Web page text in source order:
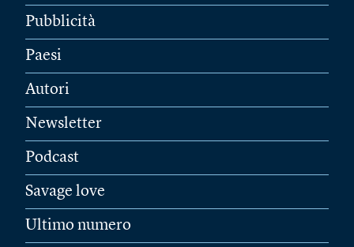
Pubblicità
Paesi
Autori
Newsletter
Podcast
Savage love
Ultimo numero